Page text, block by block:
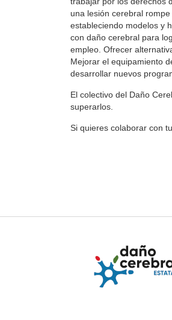
una lesión cerebral
estableciendo modelos y
con daño cerebral para
empleo. Ofrecer
Mejorar el equipamiento
desarrollar nuevos
El colectivo del Daño
superarlos.
Si quieres colaborar con